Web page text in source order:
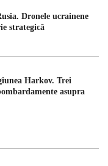
Dronele ucrainene
strategică
Harkov. Trei
asupra